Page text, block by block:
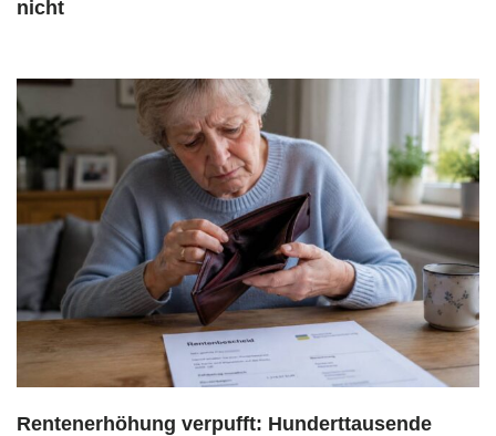
nicht
Rentenerhöhung verpufft: Hunderttausende